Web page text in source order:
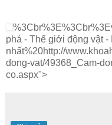
phá - Thế giới động vật
nhất%20http://
dong-vat/49368_Cam-
co.aspx">